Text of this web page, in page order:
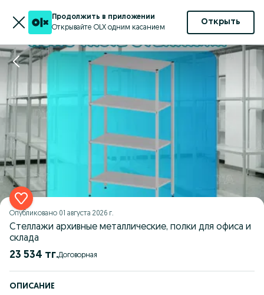
Продолжить в приложении
Открывайте OLX одним касанием
Открыть
Опубликовано 01 августа 2026 г.
Стеллажи архивные металлические, полки для офиса и
склада
23 534 тг. Договорная
ОПИСАНИЕ